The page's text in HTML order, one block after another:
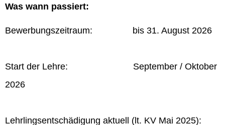
Was wann passiert:
Bewerbungszeitraum: bis 31. August 2026
Start der Lehre: September / Oktober
2026
Lehrlingsentschädigung aktuell (lt. KV Mai 2025):